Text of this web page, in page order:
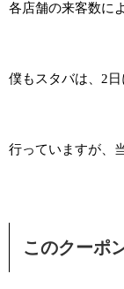
各店舗の来客数に
僕もスタバは、2日
行っていますが、
このクーポ